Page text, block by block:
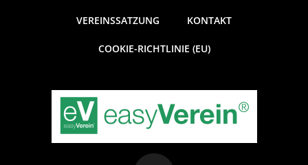
VEREINSSATZUNG KONTAKT
COOKIE-RICHTLINIE (EU)